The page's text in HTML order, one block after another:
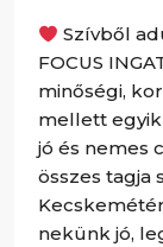
Szívből
FOCUS
minőségi,
mellett
jó és nemes
összes tagja
nekünk jó,